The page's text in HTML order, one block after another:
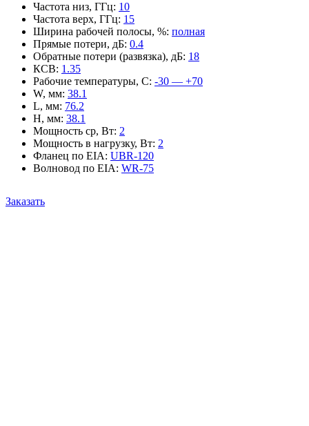
Частота низ, ГГц: 10
Частота верх, ГГц: 15
Ширина рабочей полосы, %: полная
Прямые потери, дБ: 0.4
Обратные потери (развязка), дБ: 18
КСВ: 1.35
Рабочие температуры, С: -30 — +70
W, мм: 38.1
L, мм: 76.2
H, мм: 38.1
Мощность ср, Вт: 2
Мощность в нагрузку, Вт: 2
Фланец по EIA: UBR-120
Волновод по EIA: WR-75
Заказать